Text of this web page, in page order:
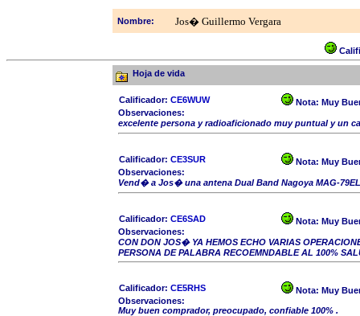
Nombre: Jos� Guillermo Vergara
Hoja de vida
Calificador: CE6WUW Nota: Muy
Observaciones:
excelente persona y radioaficionado muy puntual y un
Calificador: CE3SUR Nota: Muy
Observaciones:
Vend� a Jos� una antena Dual Band Nagoya MAG-
Calificador: CE6SAD Nota: Muy
Observaciones:
CON DON JOS� YA HEMOS ECHO VARIAS
PERSONA DE PALABRA RECOEMNDABLE AL 100%
Calificador: CE5RHS Nota: Muy
Observaciones:
Muy buen comprador, preocupado, confiable 100% .